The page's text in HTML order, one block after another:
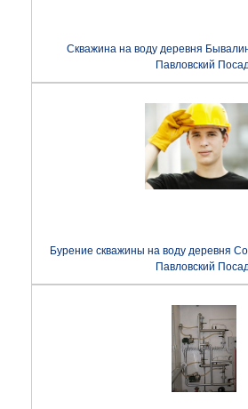
Скважина на воду деревня
Павловский
Бурение скважины на воду деревня
Павловский